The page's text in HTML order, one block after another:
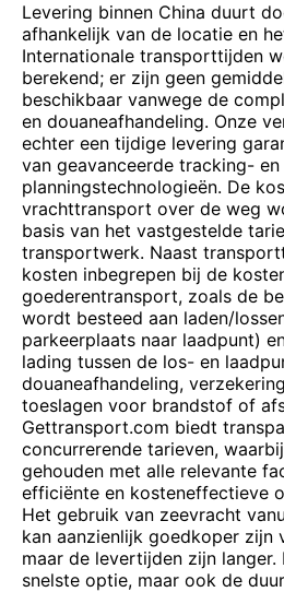
Levering binnen China duurt
afhankelijk van de locatie en
Internationale transporttijden
berekend; er zijn geen
beschikbaar vanwege de
en douaneafhandeling. Onze
echter een tijdige levering
van geavanceerde tracking- en
planningstechnologieën. De
vrachttransport over de weg
basis van het vastgestelde
transportwerk. Naast
kosten inbegrepen bij de
goederentransport, zoals de
wordt besteed aan laden/
parkeerplaats naar laadpunt)
lading tussen de los- en
douaneafhandeling,
toeslagen voor brandstof of
Gettransport.com biedt
concurrerende tarieven,
gehouden met alle relevante
efficiënte en kosteneffectieve
Het gebruik van zeevracht
kan aanzienlijk goedkoper zijn
maar de levertijden zijn
snelste optie, maar ook de